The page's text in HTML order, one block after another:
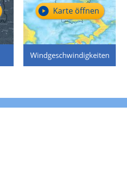
Windgeschwindigkeiten
Karte öffnen